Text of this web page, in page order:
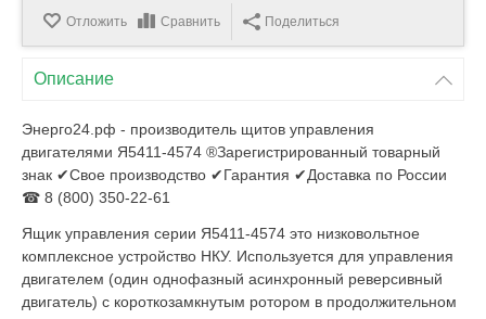
Отложить Сравнить Поделиться
Описание
Энерго24.рф - производитель щитов управления
двигателями Я5411-4574 ®Зарегистрированный товарный
знак ✔Свое производство ✔Гарантия ✔Доставка по России
☎ 8 (800) 350-22-61
Ящик управления серии Я5411-4574 это низковольтное
комплексное устройство НКУ. Используется для управления
двигателем (один однофазный асинхронный реверсивный
двигатель) с короткозамкнутым ротором в продолжительном